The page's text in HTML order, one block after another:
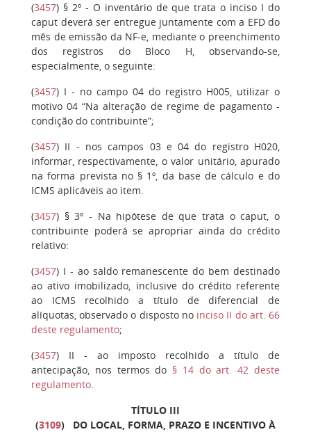
(3457) § 2º - O inventário de que trata o inciso I do
caput deverá ser entregue juntamente com a EFD do
mês de emissão da NF-e, mediante o preenchimento
dos registros do Bloco H, observando-se,
especialmente, o seguinte:
(3457) I - no campo 04 do registro H005, utilizar o
motivo 04 “Na alteração de regime de pagamento -
condição do contribuinte”;
(3457) II - nos campos 03 e 04 do registro H020,
informar, respectivamente, o valor unitário, apurado
na forma prevista no § 1º, da base de cálculo e do
ICMS aplicáveis ao item.
(3457) § 3º - Na hipótese de que trata o caput, o
contribuinte poderá se apropriar ainda do crédito
relativo:
(3457) I - ao saldo remanescente do bem destinado
ao ativo imobilizado, inclusive do crédito referente
ao ICMS recolhido a título de diferencial de
alíquotas, observado o disposto no inciso II do art. 66
deste regulamento;
(3457) II - ao imposto recolhido a título de
antecipação, nos termos do § 14 do art. 42 deste
regulamento.
TÍTULO III
(3109) DO LOCAL, FORMA, PRAZO E INCENTIVO À